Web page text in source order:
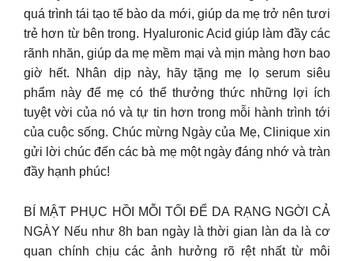
quá trình tái tạo tế bào da mới, giúp da mẹ trở nên tươi
trẻ hơn từ bên trong. Hyaluronic Acid giúp làm đầy các
rãnh nhăn, giúp da mẹ mềm mại và mịn màng hơn bao
giờ hết. Nhân dịp này, hãy tặng mẹ lọ serum siêu
phẩm này để mẹ có thể thưởng thức những lợi ích
tuyệt vời của nó và tự tin hơn trong mỗi hành trình tới
của cuộc sống. Chúc mừng Ngày của Mẹ, Clinique xin
gửi lời chúc đến các bà mẹ một ngày đáng nhớ và tràn
đầy hạnh phúc!
BÍ MẬT PHỤC HỒI MỖI TỐI ĐỂ DA RẠNG NGỜI CẢ
NGÀY Nếu như 8h ban ngày là thời gian làn da là cơ
quan chính chịu các ảnh hưởng rõ rệt nhất từ môi